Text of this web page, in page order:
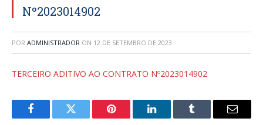
Nº2023014902
POR ADMINISTRADOR ON 12 DE SETEMBRO DE 2023
TERCEIRO ADITIVO AO CONTRATO Nº2023014902
FacebookTwitter Pinterest LinkedInTumblr
E-